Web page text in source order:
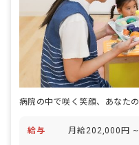
給与 月給202,000円 ~